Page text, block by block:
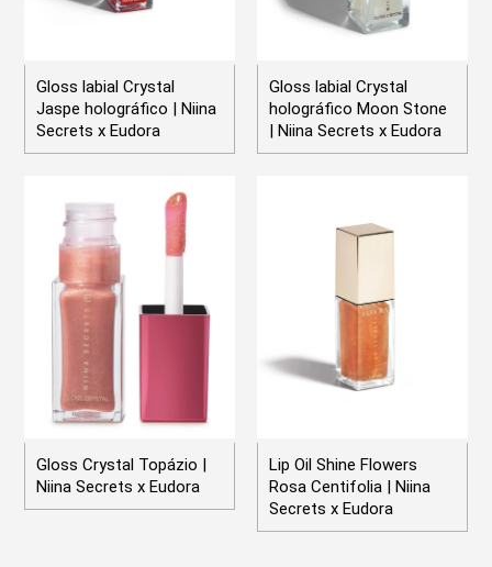
Gloss labial Crystal
Jaspe holográfico | Niina
Secrets x Eudora
Gloss labial Crystal
holográfico Moon Stone
| Niina Secrets x Eudora
Gloss Crystal Topázio |
Niina Secrets x Eudora
Lip Oil Shine Flowers
Rosa Centifolia | Niina
Secrets x Eudora